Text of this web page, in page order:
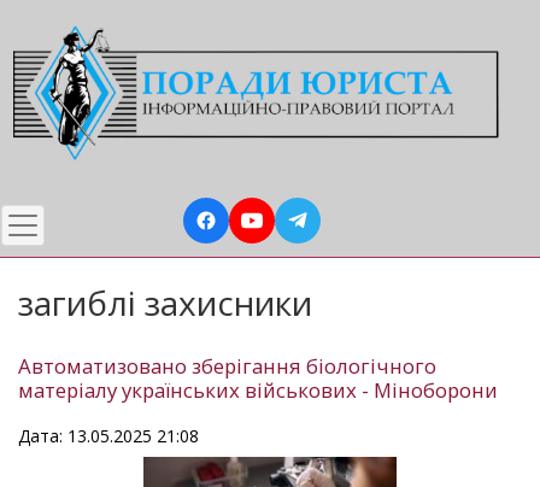
до
основного
вмісту
загиблі захисники
Автоматизовано зберігання біологічного
матеріалу українських військових - Міноборони
Дата: 13.05.2025 21:08